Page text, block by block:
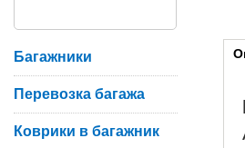
Багажники
Перевозка багажа
Коврики в багажник